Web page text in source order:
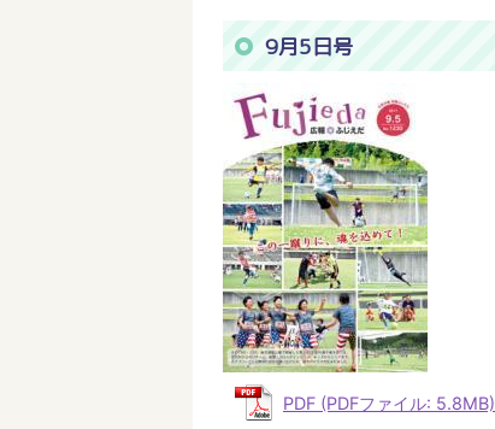
9月5日号
PDF (PDFファイル: 5.8MB)